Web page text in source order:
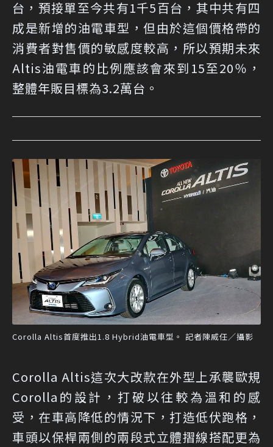
台，預接單至今共有1千5百台，其中共有四
成是新增的油電車型，但由於這個價格帶的
消費者對售價的敏感度較高，所以預期未來
Altis油電車的比例應該會來到15至20％，
整體年販目標為3.2萬台。
Corolla Altis首度推出1.8 Hybrid油電車型。 記者陳威任／攝影
Corolla Altis這次大改款在外型上承襲歐規
Corolla的設計，打破以往較為溫和的感
受，在車高降低的情況下，打造低伏跑格，
車頭以保桿兩側的兩段式立體摺線搭配更為